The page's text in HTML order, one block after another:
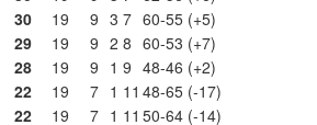
30 19 9 3 7 60-55 (+5)
29 19 9 2 8 60-53 (+7)
28 19 9 1 9 48-46 (+2)
22 19 7 1 11 48-65 (-17)
22 19 7 1 11 50-64 (-14)